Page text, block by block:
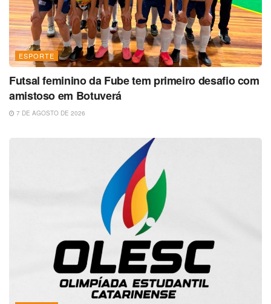
ESPORTE
Futsal feminino da Fube tem primeiro desafio com
amistoso em Botuverá
7 DE AGOSTO DE 2026